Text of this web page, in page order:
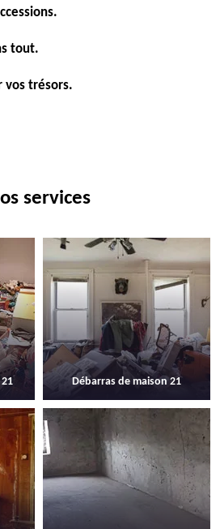
tout.
vos trésors.
services
Débarras de maison 21